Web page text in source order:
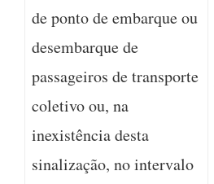
de ponto de embarque ou
desembarque de
passageiros de transporte
coletivo ou, na
inexistência desta
sinalização, no intervalo